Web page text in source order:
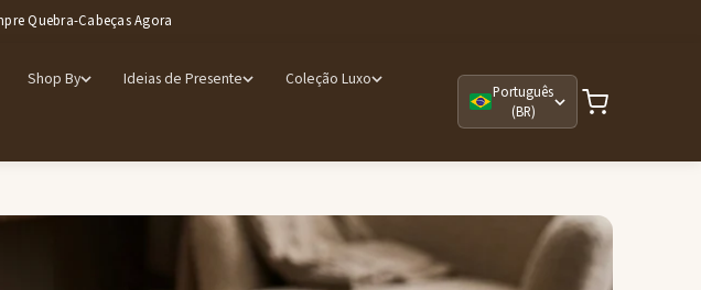
Quebra-Cabeças Agora
Shop By Ideias de Presente Coleção Luxo
Português
(BR)